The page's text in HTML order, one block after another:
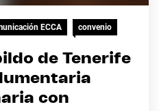
ECCA convenio
de Tenerife
con